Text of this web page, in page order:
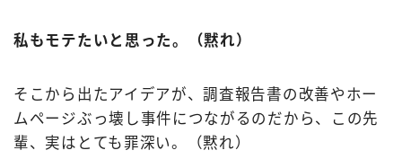
私もモテたいと思った。（黙れ）
そこから出たアイデアが、調査報告書の改善やホー
ムページぶっ壊し事件につながるのだから、この先
輩、実はとても罪深い。（黙れ）